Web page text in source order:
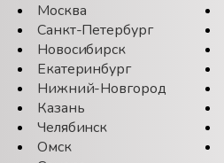
Москва
Санкт-Петербург
Новосибирск
Екатеринбург
Нижний-Новгород
Казань
Челябинск
Омск